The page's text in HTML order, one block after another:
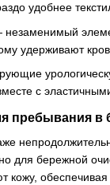
удобнее
удерживают
с
пребывания в
для бережной